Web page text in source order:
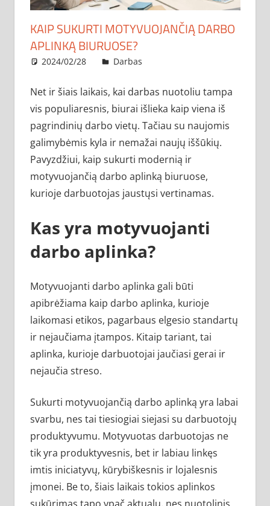
KAIP SUKURTI MOTYVUOJANČIĄ DARBO
APLINKĄ BIURUOSE?
2024/02/28 administratorius
Darbas
Net ir šiais laikais, kai darbas nuotoliu tampa
vis populiaresnis, biurai išlieka kaip viena iš
pagrindinių darbo vietų. Tačiau su naujomis
galimybėmis kyla ir nemažai naujų iššūkių.
Pavyzdžiui, kaip sukurti modernią ir
motyvuojančią darbo aplinką biuruose,
kurioje darbuotojas jaustųsi vertinamas.
Kas yra motyvuojanti
darbo aplinka?
Motyvuojanti darbo aplinka gali būti
apibrėžiama kaip darbo aplinka, kurioje
laikomasi etikos, pagarbaus elgesio standartų
ir nejaučiama įtampos. Kitaip tariant, tai
aplinka, kurioje darbuotojai jaučiasi gerai ir
nejaučia streso.
Sukurti motyvuojančią darbo aplinką yra labai
svarbu, nes tai tiesiogiai siejasi su darbuotojų
produktyvumu. Motyvuotas darbuotojas ne
tik yra produktyvesnis, bet ir labiau linkęs
imtis iniciatyvų, kūrybiškesnis ir lojalesnis
įmonei. Be to, šiais laikais tokios aplinkos
sukūrimas tapo ypač aktualu, nes nuotolinis